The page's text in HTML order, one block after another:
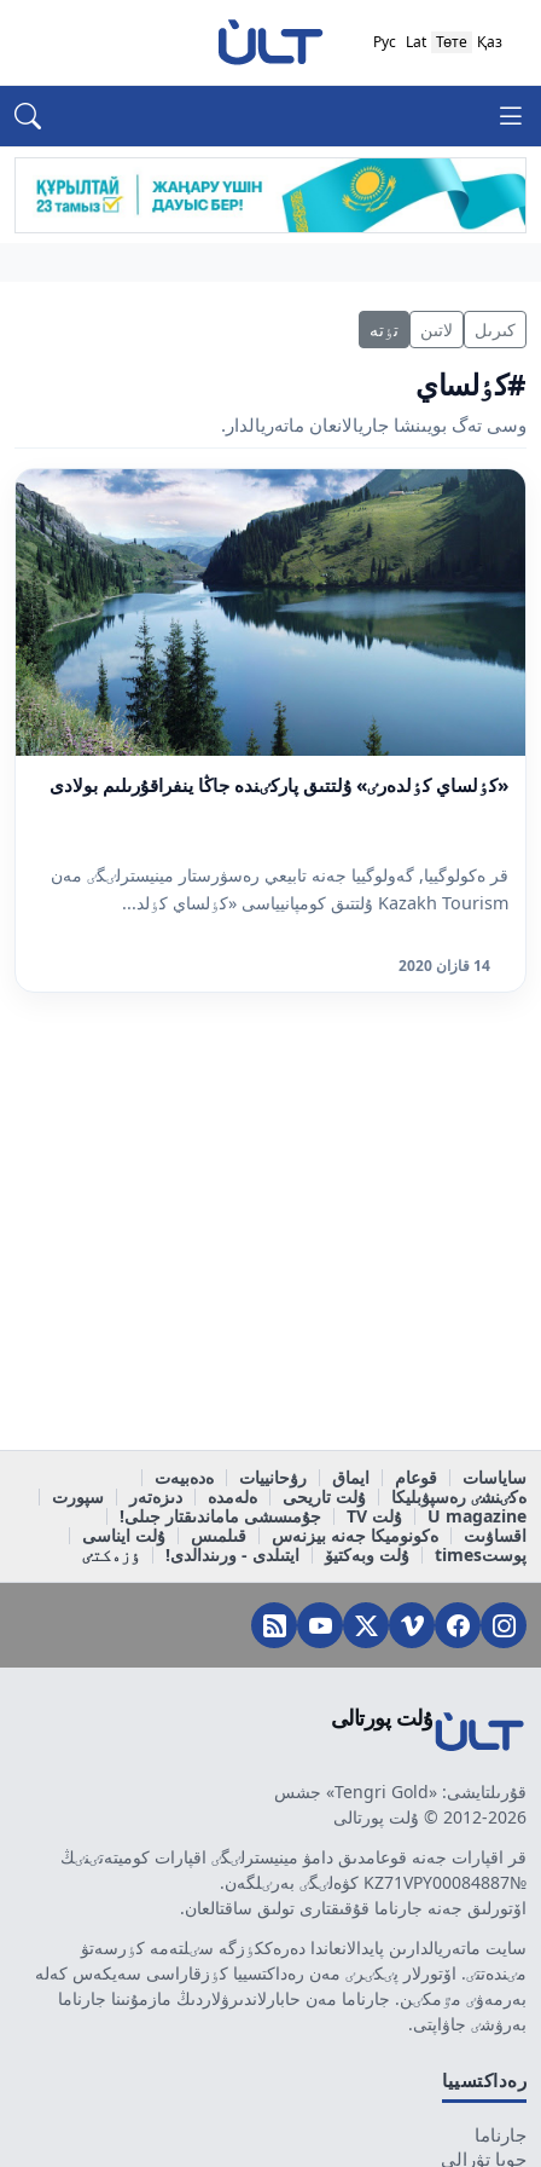
Қаз
Төте
Lat
Рус
كىرىل لاتىن تٶتە
#كٶلساي
وسى تەگ بويىنشا جاريالانعان ماتەريالدار.
«كٶلساي كٶلدەرٸ» ۇلتتىق پاركٸندە جاڭا ينفراقۇرىلىم بولادى
قر ەكولوگييا, گەولوگييا جەنە تابيعي رەسۋرستار مينيسترلٸگٸ مەن
Kazakh Tourism ۇلتتىق كومپانيياسى «كٶلساي كٶلد...
14 قازان 2020
ساياسات قوعام ايماق رۋحانييات
ەدەبيەت
ەكٸنشٸ رەسپۋبليكا
ۇلت تاريحى ەلەمدە دىزەتەر
سپورت
U magazine
ۇلت TV
جۇمىسشى ماماندىقتار جىلى!
اقساۋىت
ەكونوميكا جەنە بيزنەس قىلمىس
ۇلت ايناسى
پوستtimes
ۇلت وبەكتيۆ ايتىلدى - ورىندالدى! ٶزەكتٸ
ۇلت پورتالى
قۇرىلتايشى: «Tengri Gold» جشس
2012-2026 © ۇلت پورتالى
قر اقپارات جەنە قوعامدىق دامۋ مينيسترلٸگٸ اقپارات كوميتەتٸنٸڭ
№KZ71VPY00084887 كۋەلٸگٸ بەرٸلگەن.
اۆتورلىق جەنە جارناما قۇقىقتارى تولىق ساقتالعان.
سايت ماتەريالدارىن پايدالانعاندا دەرەككٶزگە سٸلتەمە كٶرسەتۋ
مٸندەتتٸ. اۆتورلار پٸكٸرٸ مەن رەداكتسييا كٶزقاراسى سەيكەس كەلە
بەرمەۋٸ مٷمكٸن. جارناما مەن حابارلاندىرۋلاردىڭ مازمۇنىنا جارناما
بەرۋشٸ جاۋاپتى.
رەداكتسييا
جارناما
جوبا تۋرالى